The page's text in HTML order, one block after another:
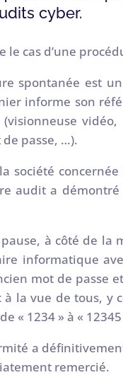
cyber.
le cas d’une
spontanée est
informe son
passe, …).
société
audit a
à côté de la
informatique
mot de passe
la vue de tous, y
« 1234 » à «
a
remercié.